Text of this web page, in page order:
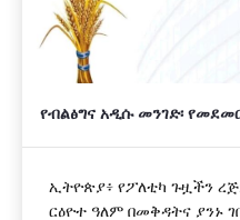
የብልፅግና አዲሱ መንገድ፡
ኢትዮጵያ፥ የፖለቲካ ጉዟችን
ርዕዮተ ዓለም በመቅዳትና ያንኑ